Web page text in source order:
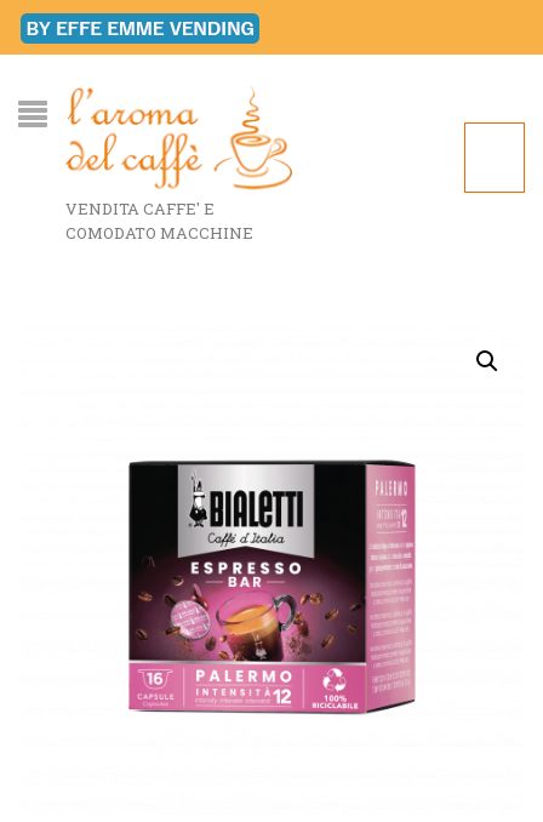
VENDITA CAFFE' E
COMODATO MACCHINE